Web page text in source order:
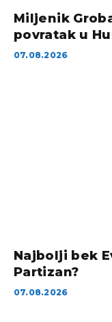
Miljenik
povratak u
07.08.2026
Najbolji bek
Partizan?
07.08.2026